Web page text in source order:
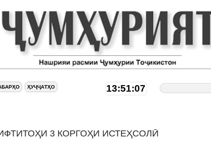
ҲУҶҶАТҲО 13:51:08
3 КОРГОҲИ ИСТЕҲСОЛӢ